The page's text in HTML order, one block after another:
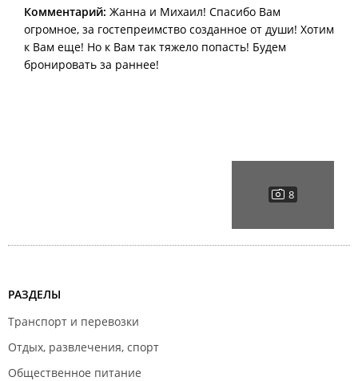
Комментарий: Жанна и Михаил! Спасибо Вам
огромное, за гостепреимство созданное от души! Хотим
к Вам еще! Но к Вам так тяжело попасть! Будем
бронировать за раннее!
РАЗДЕЛЫ
Транспорт и перевозки
Отдых, развлечения, спорт
Общественное питание